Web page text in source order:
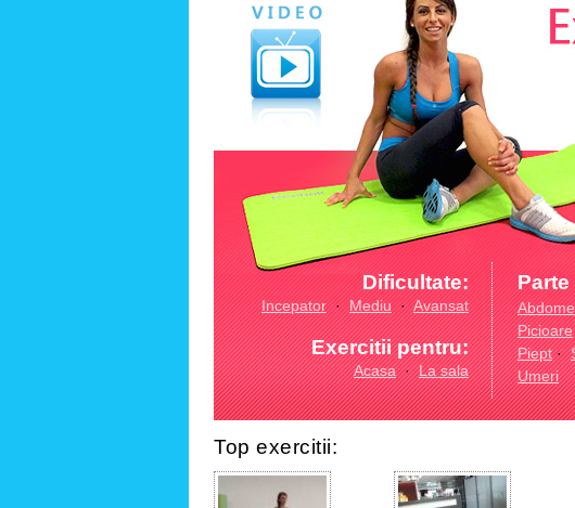
Dificultate:
Incepator·Mediu·Avansat
Exercitii pentru:
Acasa·La sala
Picioare
Piept·
Umeri
Top exercitii: